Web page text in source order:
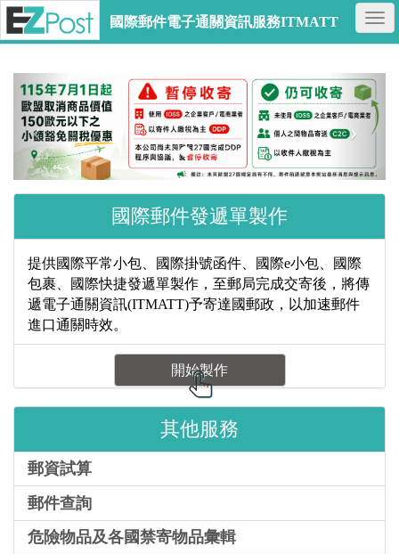
國際郵件電子通關資訊服務ITMATT
國際郵件發遞單製作
提供國際平常小包、國際掛號函件、國際e小包、國際
包裹、國際快捷發遞單製作，至郵局完成交寄後，將傳
遞電子通關資訊(ITMATT)予寄達國郵政，以加速郵件
進口通關時效。
開始製作
其他服務
郵資試算
郵件查詢
危險物品及各國禁寄物品彙輯